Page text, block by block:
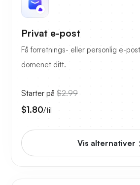
Privat e-post
Få forretnings- eller personlig e-
domenet ditt.
Starter på $2.99
$1.80/til
Vis alternativer